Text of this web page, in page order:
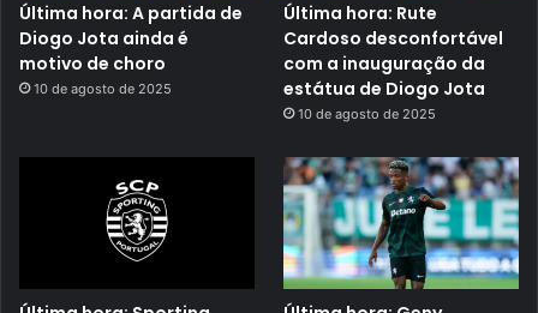
Última hora: A partida de
Diogo Jota ainda é
motivo de choro
10 de agosto de 2025
Última hora: Rute
Cardoso desconfortável
com a inauguração da
estátua de Diogo Jota
10 de agosto de 2025